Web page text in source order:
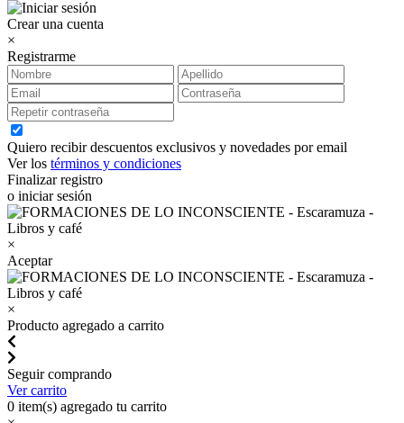
Crear una cuenta
×
Registrarme
Quiero recibir descuentos exclusivos y novedades por email
Ver los términos y condiciones
Finalizar registro
o iniciar sesión
×
Aceptar
×
Producto agregado a carrito
Seguir comprando
Ver carrito
0 item(s) agregado tu carrito